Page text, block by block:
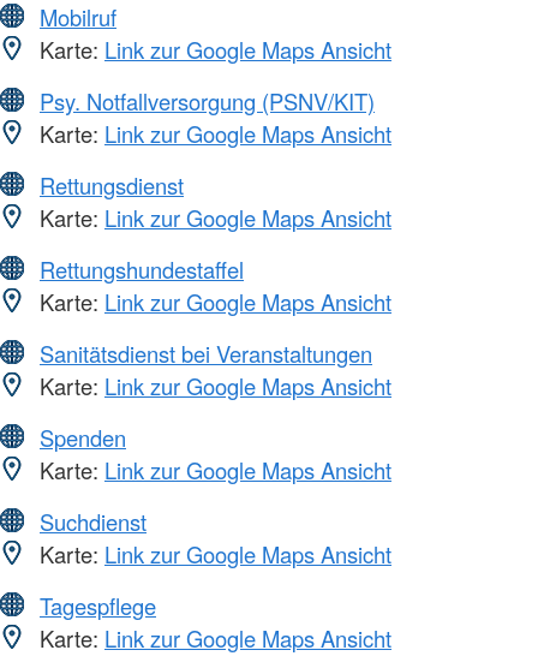
Mobilruf
Karte: Link zur Google Maps Ansicht
Psy. Notfallversorgung (PSNV/KIT)
Karte: Link zur Google Maps Ansicht
Rettungsdienst
Karte: Link zur Google Maps Ansicht
Rettungshundestaffel
Karte: Link zur Google Maps Ansicht
Sanitätsdienst bei Veranstaltungen
Karte: Link zur Google Maps Ansicht
Spenden
Karte: Link zur Google Maps Ansicht
Suchdienst
Karte: Link zur Google Maps Ansicht
Tagespflege
Karte: Link zur Google Maps Ansicht